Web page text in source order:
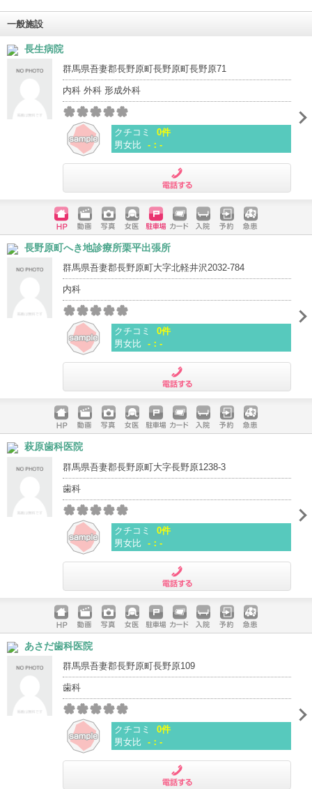
一般施設
長生病院
群馬県吾妻郡長野原町長野原町長野原71
内科 外科 形成外科
クチコミ
0件
男女比 -：-
ホームペ
ージ
動画 写真 女医 駐車場
クレジッ
入院 予約 急患
長野原町へき地診療所栗平出張所
群馬県吾妻郡長野原町大字北軽井沢2032-784
内科
クチコミ
0件
男女比 -：-
ホームペ
ージ
動画 写真 女医 駐車場
クレジッ
入院 予約 急患
萩原歯科医院
群馬県吾妻郡長野原町大字長野原1238-3
歯科
クチコミ
0件
男女比 -：-
ホームペ
ージ
動画 写真 女医 駐車場
クレジッ
入院 予約 急患
あさだ歯科医院
群馬県吾妻郡長野原町長野原109
歯科
クチコミ
0件
男女比 -：-